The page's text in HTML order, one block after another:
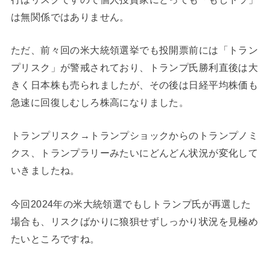
は無関係ではありません。
ただ、前々回の米大統領選挙でも投開票前には「トラン
プリスク」が警戒されており、トランプ氏勝利直後は大
きく日本株も売られましたが、その後は日経平均株価も
急速に回復しむしろ株高になりました。
トランプリスク→トランプショックからのトランプノミ
クス、トランプラリーみたいにどんどん状況が変化して
いきましたね。
今回2024年の米大統領選でもしトランプ氏が再選した
場合も、リスクばかりに狼狽せずしっかり状況を見極め
たいところですね。